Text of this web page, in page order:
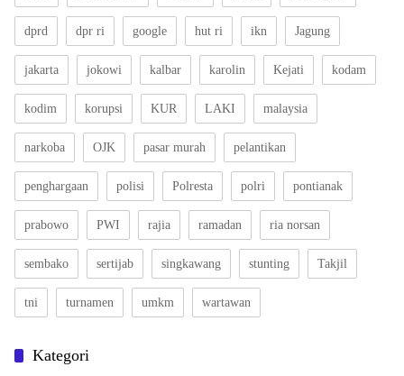
dprd dpr ri google hut ri ikn Jagung
jakarta jokowi kalbar karolin Kejati kodam
kodim korupsi KUR LAKI malaysia
narkoba OJK pasar murah pelantikan
penghargaan polisi Polresta polri pontianak
prabowo PWI rajia ramadan ria norsan
sembako sertijab singkawang stunting Takjil
tni turnamen umkm wartawan
Kategori